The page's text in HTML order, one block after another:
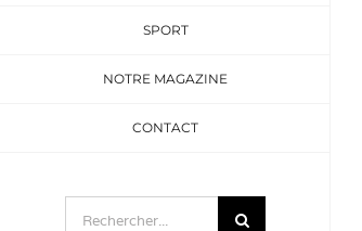
SPORT
NOTRE MAGAZINE
CONTACT